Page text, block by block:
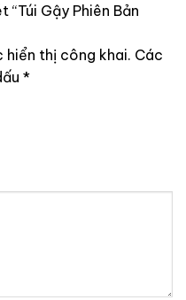
“Túi Gậy Phiên Bản
hiển thị công khai. Các
*